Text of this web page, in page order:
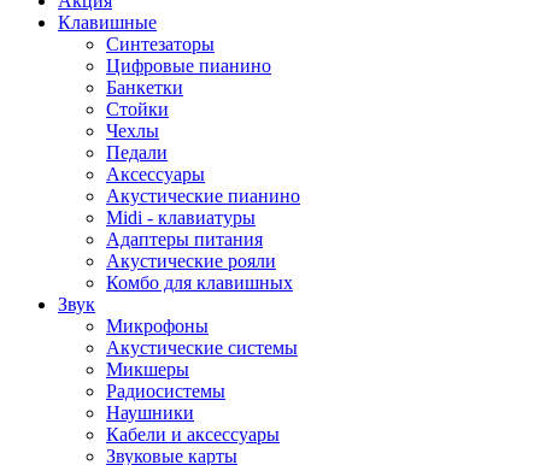
Клавишные
Синтезаторы
Цифровые пианино
Банкетки
Стойки
Чехлы
Педали
Аксессуары
Акустические пианино
Midi - клавиатуры
Адаптеры питания
Акустические рояли
Комбо для клавишных
Звук
Микрофоны
Акустические системы
Микшеры
Радиосистемы
Наушники
Кабели и аксессуары
Звуковые карты